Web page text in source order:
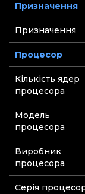
Призначення
Призначення
Процесор
Кількість ядер
процесора
Модель
процесора
Виробник
процесора
Серія